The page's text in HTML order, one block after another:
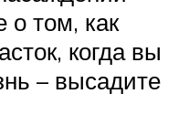
о том, как
когда вы
– высадите